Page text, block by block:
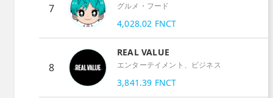
7 グルメ・フード
4,028.02 FNCT
8
REAL VALUE
エンターテイメント、ビジネス
3,841.39 FNCT